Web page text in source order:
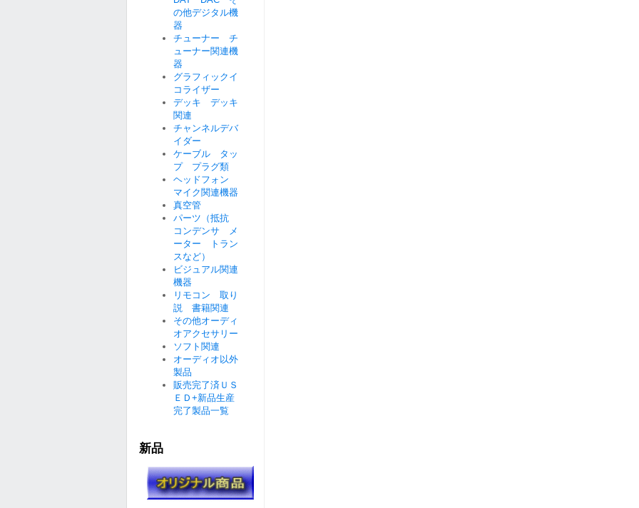
の他デジタル機
器
チューナー チ
ューナー関連機
器
グラフィックイ
コライザー
デッキ デッキ
関連
チャンネルデバ
イダー
ケーブル タッ
プ プラグ類
ヘッドフォン
マイク関連機器
真空管
パーツ（抵抗
コンデンサ メ
ーター トラン
スなど）
ビジュアル関連
機器
リモコン 取り
説 書籍関連
その他オーディ
オアクセサリー
ソフト関連
オーディオ以外
製品
販売完了済ＵＳ
ＥＤ+新品生産
完了製品一覧
新品